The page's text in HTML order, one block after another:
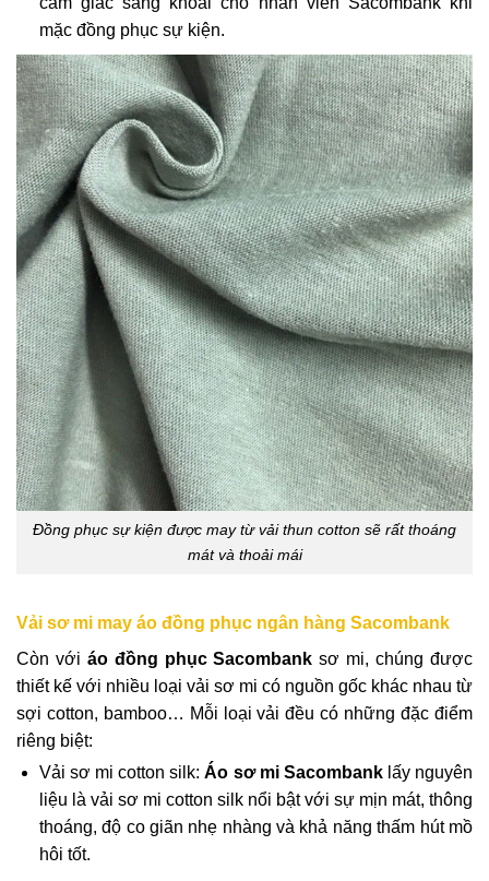
mặc đồng phục sự kiện.
Đồng phục sự kiện được may từ vải thun cotton sẽ rất thoáng
mát và thoải mái
Vải sơ mi may áo đồng phục ngân hàng Sacombank
Còn với áo đồng phục Sacombank sơ mi, chúng được
thiết kế với nhiều loại vải sơ mi có nguồn gốc khác nhau từ
sợi cotton, bamboo… Mỗi loại vải đều có những đặc điểm
riêng biệt:
Vải sơ mi cotton silk:Áo sơ mi Sacombanklấy nguyên
liệu là vải sơ mi cotton silk nổi bật với sự mịn mát, thông
thoáng, độ co giãn nhẹ nhàng và khả năng thấm hút mồ
hôi tốt.